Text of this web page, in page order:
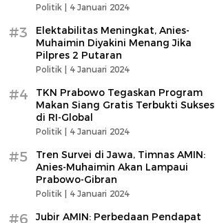
Politik | 4 Januari 2024
#3
Elektabilitas Meningkat, Anies-
Muhaimin Diyakini Menang Jika
Pilpres 2 Putaran
Politik | 4 Januari 2024
#4
TKN Prabowo Tegaskan Program
Makan Siang Gratis Terbukti Sukses
di RI-Global
Politik | 4 Januari 2024
#5
Tren Survei di Jawa, Timnas AMIN:
Anies-Muhaimin Akan Lampaui
Prabowo-Gibran
Politik | 4 Januari 2024
#6
Jubir AMIN: Perbedaan Pendapat